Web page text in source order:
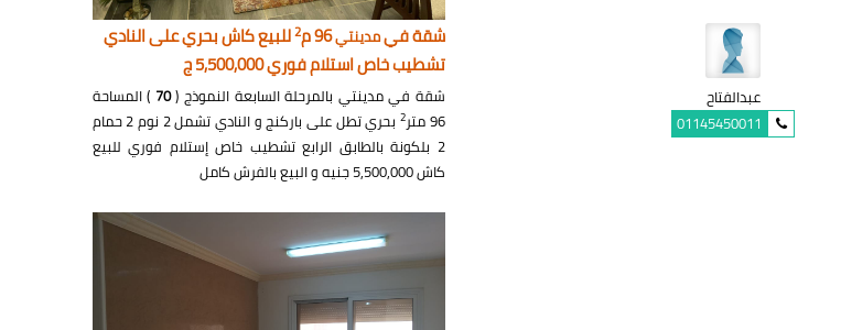
عبدالفتاح
01145450011
شقة فيمدينتي96 م 2للبيع كاش بحري على النادي
تشطيب خاص استلام فوري 5,500,000 ج
شقة في مدينتي بالمرحلة السابعة النموذج (70 ) المساحة
96 متر
2
بحري تطل على باركنج و النادي تشمل 2 نوم 2 حمام
2 بلكونة بالطابق الرابع تشطيب خاص إستلام فوري للبيع
كاش 5,500,000 جنيه و البيع بالفرش كامل